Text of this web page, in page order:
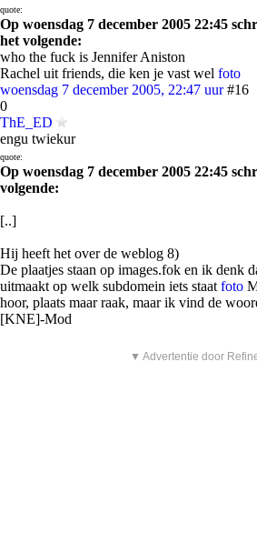
quote:
Op woensdag 7 december 2005 22:45
het volgende:
who the fuck is Jennifer Aniston
Rachel uit friends, die ken je vast wel foto
woensdag 7 december 2005, 22:47 uur #16
0
ThE_ED
engu twiekur
quote:
Op woensdag 7 december 2005 22:45
volgende:
[..]
Hij heeft het over de weblog 8)
De plaatjes staan op images.fok en ik denk
uitmaakt op welk subdomein iets staat foto
hoor, plaats maar raak, maar ik vind de
[KNE]-Mod
▼ Advertentie door